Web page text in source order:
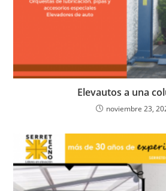
Elevautos a una
noviembre 23,